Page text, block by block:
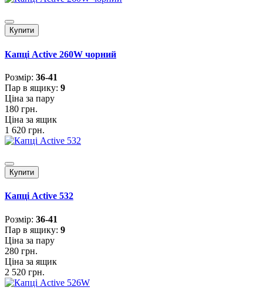
Купити
Капці Active 260W чорний
Розмiр: 36-41
Пар в ящику: 9
Ціна за пару
180 грн.
Ціна за ящик
1 620 грн.
Купити
Капці Active 532
Розмiр: 36-41
Пар в ящику: 9
Ціна за пару
280 грн.
Ціна за ящик
2 520 грн.